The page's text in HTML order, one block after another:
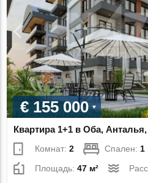
€ 155 000
Квартира 1+1 в Оба,
Комнат:2 Спален: 1
Площадь:47 м²